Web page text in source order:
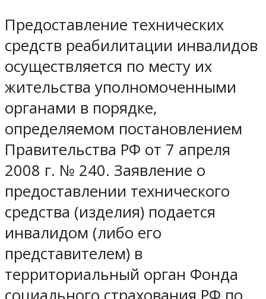
Предоставление технических
средств реабилитации инвалидов
осуществляется по месту их
жительства уполномоченными
органами в порядке,
определяемом постановлением
Правительства РФ от 7 апреля
2008 г. № 240. Заявление о
предоставлении технического
средства (изделия) подается
инвалидом (либо его
представителем) в
территориальный орган Фонда